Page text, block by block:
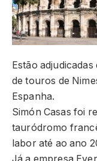
Estão
de touros de
Espanha.
Simón Casas foi
tauródromo
labor até ao ano
Já a empresa